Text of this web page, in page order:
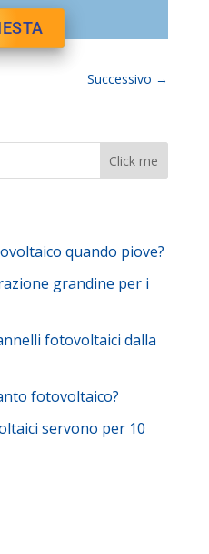
Successivo →
quando piove?
grandine per i
fotovoltaici dalla
fotovoltaico?
servono per 10